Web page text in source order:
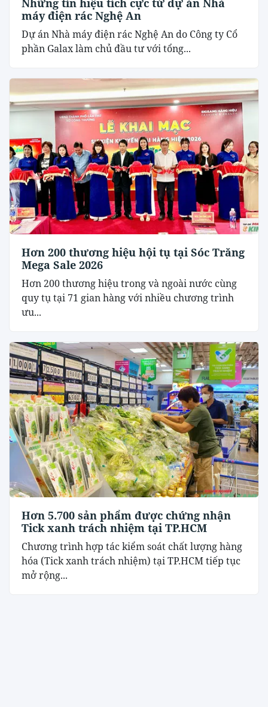
Những tín hiệu tích cực từ dự án Nhà
máy điện rác Nghệ An
Dự án Nhà máy điện rác Nghệ An do Công ty Cổ
phần Galax làm chủ đầu tư với tổng...
Hơn 200 thương hiệu hội tụ tại Sóc Trăng
Mega Sale 2026
Hơn 200 thương hiệu trong và ngoài nước cùng
quy tụ tại 71 gian hàng với nhiều chương trình
ưu...
Hơn 5.700 sản phẩm được chứng nhận
Tick xanh trách nhiệm tại TP.HCM
Chương trình hợp tác kiểm soát chất lượng hàng
hóa (Tick xanh trách nhiệm) tại TP.HCM tiếp tục
mở rộng...